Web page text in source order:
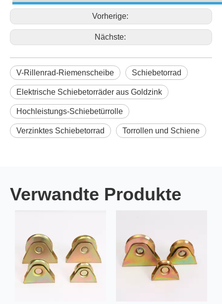
Vorherige:
Nächste:
V-Rillenrad-Riemenscheibe Schiebetorrad
Elektrische Schiebetorräder aus Goldzink
Hochleistungs-Schiebetürrolle
Verzinktes Schiebetorrad Torrollen und Schiene
Verwandte Produkte